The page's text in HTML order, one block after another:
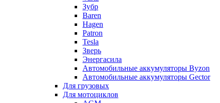
Зубр
Baren
Hagen
Patron
Tesla
Зверь
Энергасила
Автомобильные аккумуляторы Byzon
Автомобильные аккумуляторы Gector
Для грузовых
Для мотоциклов